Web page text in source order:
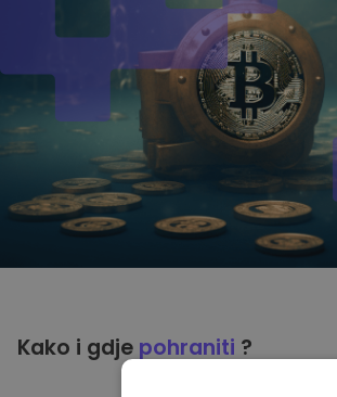
Kako i gdje pohraniti ?